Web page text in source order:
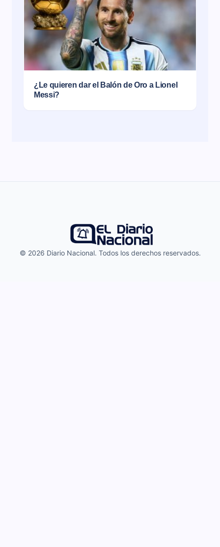
¿Le quieren dar el Balón de Oro a Lionel
Messi?
© 2026 Diario Nacional. Todos los derechos reservados.